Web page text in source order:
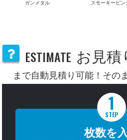
ガンメタル スモーキーピン
ESTIMATE お見積
まで自動見積り可能！その
1
STEP
枚数を